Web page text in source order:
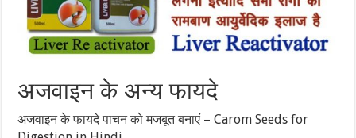
अजवाइन के अन्य फायदे
अजवाइन के फायदे पाचन को मजबूत बनाएं – Carom Seeds for